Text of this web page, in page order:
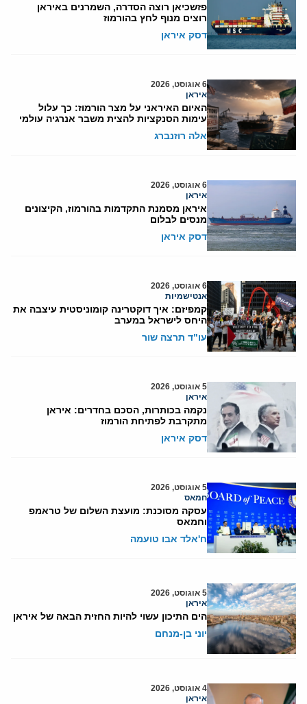
פזשכיאן רוצה הסדרה, השמרנים באיראן
רוצים מנוף לחץ בהורמוז
דסק איראן
6 אוגוסט, 2026
איראן
האיום האיראני על מצר הורמוז: כך עלול
עימות הסנקציות להצית משבר אנרגיה עולמי
אלה רוזנברג
6 אוגוסט, 2026
איראן
איראן מסמנת התקדמות בהורמוז, הקיצונים
מנסים לבלום
דסק איראן
6 אוגוסט, 2026
אנטישמיות
קמפיזם: איך דוקטרינה קומוניסטית עיצבה את
היחס לישראל במערב
עו"ד תרצה שור
5 אוגוסט, 2026
איראן
נקמה בכותרות, הסכם בחדרים: איראן
מתקרבת לפתיחת הורמוז
דסק איראן
5 אוגוסט, 2026
חמאס
עסקה מסוכנת: מועצת השלום של טראמפ
וחמאס
ח'אלד אבו טועמה
5 אוגוסט, 2026
איראן
הים התיכון עשוי להיות החזית הבאה של איראן
יוני בן-מנחם
4 אוגוסט, 2026
איראן